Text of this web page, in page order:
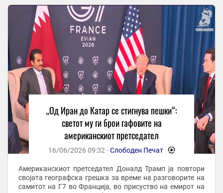
„Од Иран до Катар се стигнува пешки“:
светот му ги брои гафовите на
американскиот претседател
16/06/2026 09:32 -Слободен Печат -
Американскиот претседател Доналд Трамп ја повтори
својата географска грешка за време на разговорите на
самитот на Г7 во Франција, во присуство на емирот на